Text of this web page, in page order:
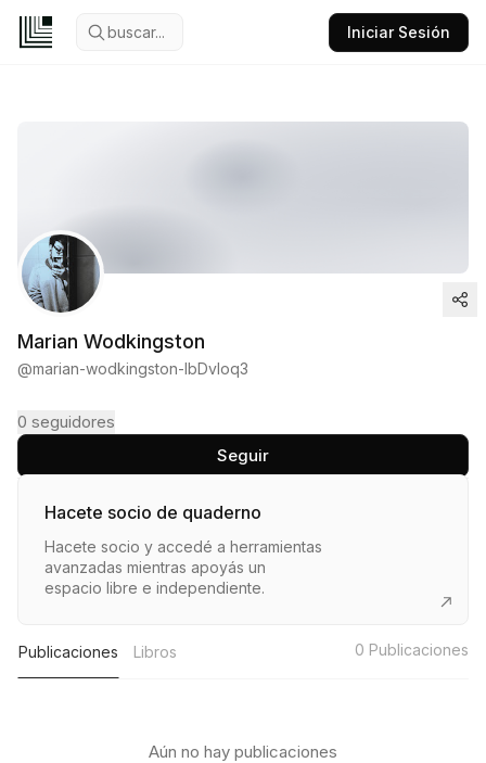
buscar... Iniciar Sesión
Marian Wodkingston
@marian-wodkingston-lbDvIoq3
0 seguidores
Seguir
Hacete socio de quaderno
Hacete socio y accedé a herramientas
avanzadas mientras apoyás un
espacio libre e independiente.
Publicaciones Libros 0 Publicaciones
Aún no hay publicaciones